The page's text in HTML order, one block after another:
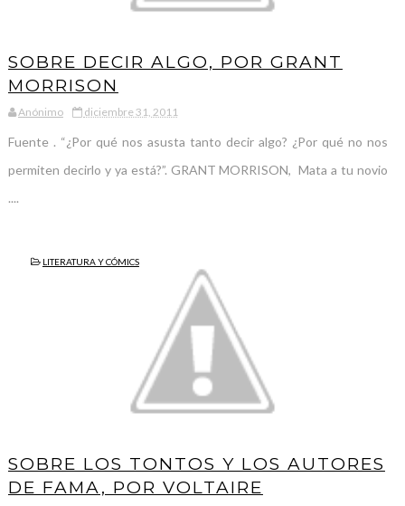
SOBRE DECIR ALGO, POR GRANT
MORRISON
Anónimo diciembre 31, 2011
Fuente . “¿Por qué nos asusta tanto decir algo? ¿Por qué no nos
permiten decirlo y ya está?”. GRANT MORRISON, Mata a tu novio
....
LITERATURA Y CÓMICS
SOBRE LOS TONTOS Y LOS AUTORES
DE FAMA, POR VOLTAIRE